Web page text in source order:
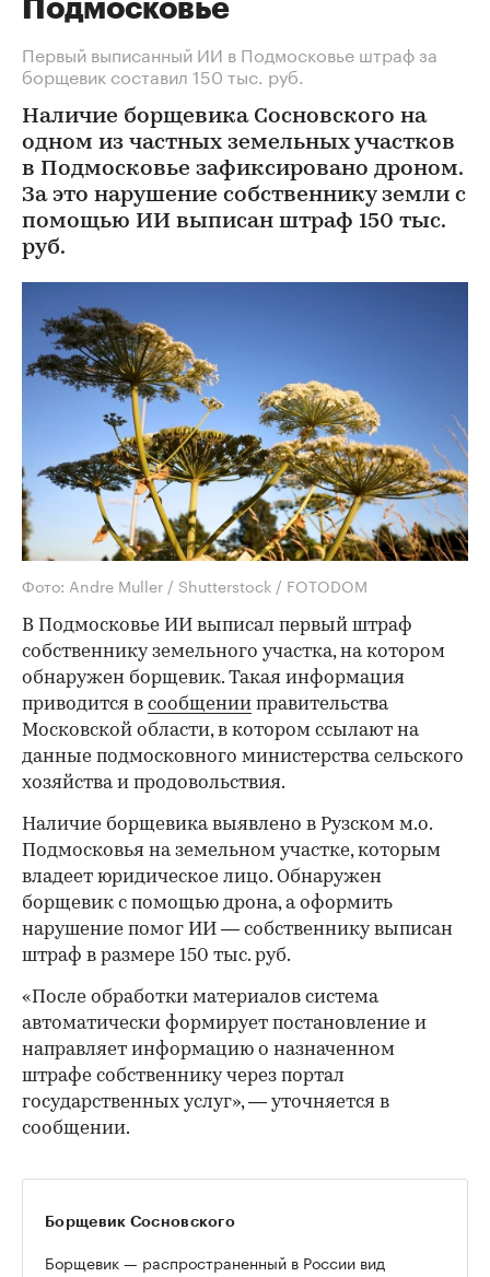
Подмосковье
Первый выписанный ИИ в Подмосковье штраф за
борщевик составил 150 тыс. руб.
Наличие борщевика Сосновского на
одном из частных земельных участков
в Подмосковье зафиксировано дроном.
За это нарушение собственнику земли с
помощью ИИ выписан штраф 150 тыс.
руб.
Фото: Andre Muller / Shutterstock / FOTODOM
В Подмосковье ИИ выписал первый штраф
собственнику земельного участка, на котором
обнаружен борщевик. Такая информация
приводится в сообщении правительства
Московской области, в котором ссылают на
данные подмосковного министерства сельского
хозяйства и продовольствия.
Наличие борщевика выявлено в Рузском м.о.
Подмосковья на земельном участке, которым
владеет юридическое лицо. Обнаружен
борщевик с помощью дрона, а оформить
нарушение помог ИИ — собственнику выписан
штраф в размере 150 тыс. руб.
«После обработки материалов система
автоматически формирует постановление и
направляет информацию о назначенном
штрафе собственнику через портал
государственных услуг», — уточняется в
сообщении.
Борщевик Сосновского
Борщевик — распространенный в России вид